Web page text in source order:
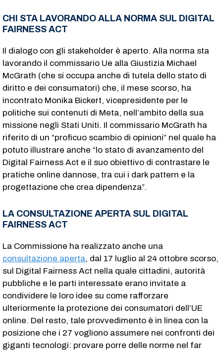
CHI STA LAVORANDO ALLA NORMA SUL DIGITAL
FAIRNESS ACT
Il dialogo con gli stakeholder è aperto. Alla norma sta
lavorando il commissario Ue alla Giustizia Michael
McGrath (che si occupa anche di tutela dello stato di
diritto e dei consumatori) che, il mese scorso, ha
incontrato Monika Bickert, vicepresidente per le
politiche sui contenuti di Meta, nell’ambito della sua
missione negli Stati Uniti. Il commissario McGrath ha
riferito di un “proficuo scambio di opinioni” nel quale ha
potuto illustrare anche “lo stato di avanzamento del
Digital Fairness Act e il suo obiettivo di contrastare le
pratiche online dannose, tra cui i dark pattern e la
progettazione che crea dipendenza”.
LA CONSULTAZIONE APERTA SUL DIGITAL
FAIRNESS ACT
La Commissione ha realizzato anche una
consultazione aperta, dal 17 luglio al 24 ottobre scorso,
sul Digital Fairness Act nella quale cittadini, autorità
pubbliche e le parti interessate erano invitate a
condividere le loro idee su come rafforzare
ulteriormente la protezione dei consumatori dell’UE
online. Del resto, tale provvedimento è in linea con la
posizione che i 27 vogliono assumere nei confronti dei
giganti tecnologi: provare porre delle norme nel far